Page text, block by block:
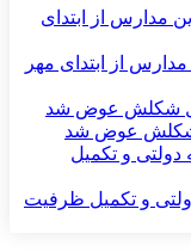
از ابتدای مهر
شکلش عوض شد
و تکمیل ظرفیت